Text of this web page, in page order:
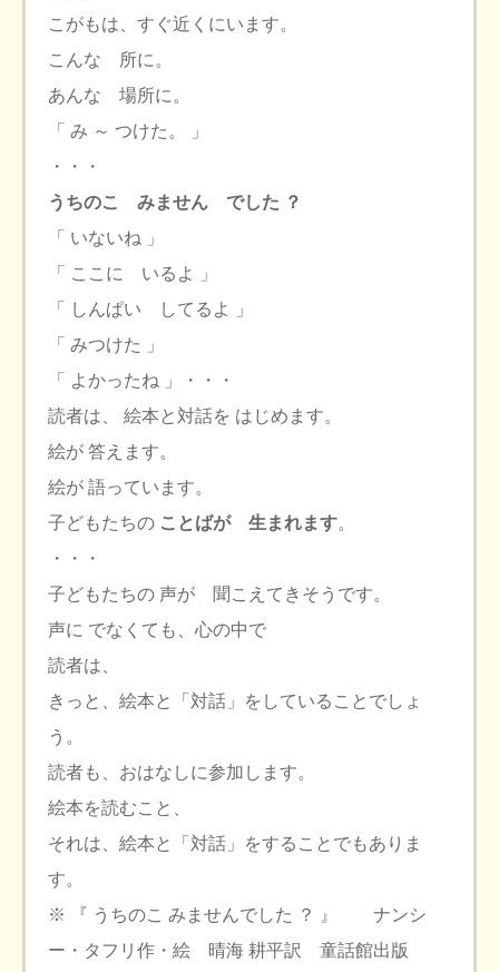
こがもは、すぐ近くにいます。
こんな 所に。
あんな 場所に。
「 み ～ つけた。 」
・・・
うちのこ みません でした ？
「 いないね 」
「 ここに いるよ 」
「 しんぱい してるよ 」
「 みつけた 」
「 よかったね 」・・・
読者は、 絵本と対話を はじめます。
絵が 答えます。
絵が 語っています。
子どもたちの ことばが 生まれます。
・・・
子どもたちの 声が 聞こえてきそうです。
声に でなくても、心の中で
読者は、
きっと、絵本と「対話」をしていることでしょ
う。
読者も、おはなしに参加します。
絵本を読むこと、
それは、絵本と「対話」をすることでもありま
す。
※ 『 うちのこ みませんでした ？ 』 ナンシ
ー・タフリ作・絵 晴海 耕平訳 童話館出版